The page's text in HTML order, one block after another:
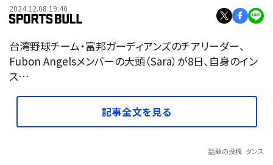
2024.12.08 19:40
台湾野球チーム・富邦ガーディアンズのチアリーダー、
Fubon Angelsメンバーの大頭（Sara）が8日、自身のイン
ス…
記事全文を見る
話題の投稿 ダンス